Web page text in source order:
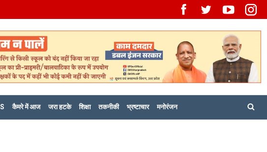
कैमरे में आज जरा हटके शिक्षा तकनीकी भ्रष्टाचार मनोरंजन